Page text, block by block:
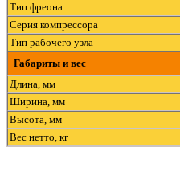
Тип фреона
Серия компрессора
Тип рабочего узла
Габариты и вес
Длина, мм
Ширина, мм
Высота, мм
Вес нетто, кг